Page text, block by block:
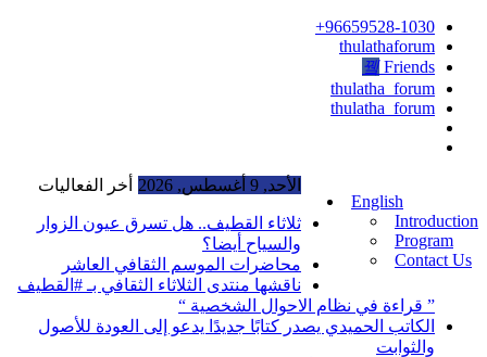
96659528-1030+
thulathaforum
Friends
thulatha_forum
thulatha_forum
English
Introduction
Program
Contact Us
الأحد, 9 أغسطس, 2026 أخر الفعاليات
ثلاثاء القطيف.. هل تسرق عيون الزوار
والسياح أيضا؟
محاضرات الموسم الثقافي العاشر
ناقشها منتدى الثلاثاء الثقافي بـ #القطيف
” قراءة في نظام الاحوال الشخصية “
الكاتب الحميدي يصدر كتابًا جديدًا يدعو إلى العودة للأصول
والثوابت